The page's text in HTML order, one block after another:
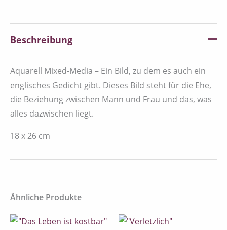
Beschreibung
Aquarell Mixed-Media – Ein Bild, zu dem es auch ein
englisches Gedicht gibt. Dieses Bild steht für die Ehe,
die Beziehung zwischen Mann und Frau und das, was
alles dazwischen liegt.
18 x 26 cm
Ähnliche Produkte